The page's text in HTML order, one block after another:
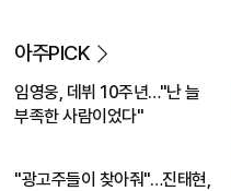
아주PICK
임영웅, 데뷔 10주년…"난 늘
부족한 사람이었다"
"광고주들이 찾아줘"…진태현,